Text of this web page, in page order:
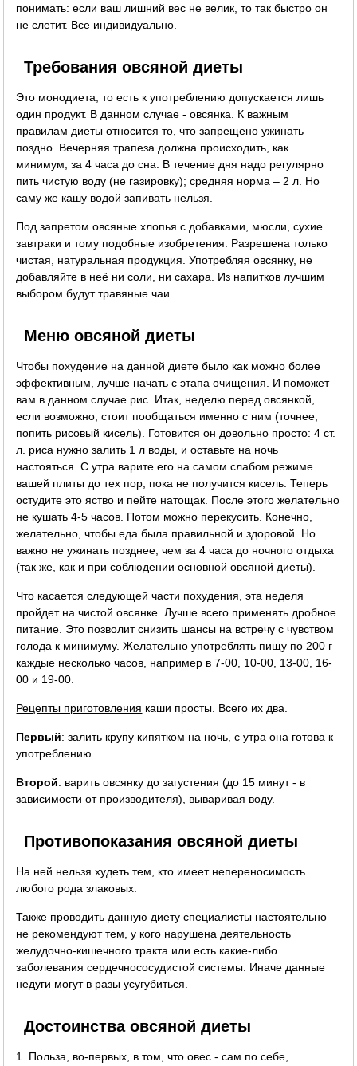
понимать: если ваш лишний вес не велик, то так быстро он
не слетит. Все индивидуально.
Требования овсяной диеты
Это монодиета, то есть к употреблению допускается лишь
один продукт. В данном случае - овсянка. К важным
правилам диеты относится то, что запрещено ужинать
поздно. Вечерняя трапеза должна происходить, как
минимум, за 4 часа до сна. В течение дня надо регулярно
пить чистую воду (не газировку); средняя норма – 2 л. Но
саму же кашу водой запивать нельзя.
Под запретом овсяные хлопья с добавками, мюсли, сухие
завтраки и тому подобные изобретения. Разрешена только
чистая, натуральная продукция. Употребляя овсянку, не
добавляйте в неё ни соли, ни сахара. Из напитков лучшим
выбором будут травяные чаи.
Меню овсяной диеты
Чтобы похудение на данной диете было как можно более
эффективным, лучше начать с этапа очищения. И поможет
вам в данном случае рис. Итак, неделю перед овсянкой,
если возможно, стоит пообщаться именно с ним (точнее,
попить рисовый кисель). Готовится он довольно просто: 4 ст.
л. риса нужно залить 1 л воды, и оставьте на ночь
настояться. С утра варите его на самом слабом режиме
вашей плиты до тех пор, пока не получится кисель. Теперь
остудите это яство и пейте натощак. После этого желательно
не кушать 4-5 часов. Потом можно перекусить. Конечно,
желательно, чтобы еда была правильной и здоровой. Но
важно не ужинать позднее, чем за 4 часа до ночного отдыха
(так же, как и при соблюдении основной овсяной диеты).
Что касается следующей части похудения, эта неделя
пройдет на чистой овсянке. Лучше всего применять дробное
питание. Это позволит снизить шансы на встречу с чувством
голода к минимуму. Желательно употреблять пищу по 200 г
каждые несколько часов, например в 7-00, 10-00, 13-00, 16-
00 и 19-00.
Рецепты приготовления каши просты. Всего их два.
Первый: залить крупу кипятком на ночь, с утра она готова к
употреблению.
Второй: варить овсянку до загустения (до 15 минут - в
зависимости от производителя), вываривая воду.
Противопоказания овсяной диеты
На ней нельзя худеть тем, кто имеет непереносимость
любого рода злаковых.
Также проводить данную диету специалисты настоятельно
не рекомендуют тем, у кого нарушена деятельность
желудочно-кишечного тракта или есть какие-либо
заболевания сердечнососудистой системы. Иначе данные
недуги могут в разы усугубиться.
Достоинства овсяной диеты
1. Польза, во-первых, в том, что овес - сам по себе,